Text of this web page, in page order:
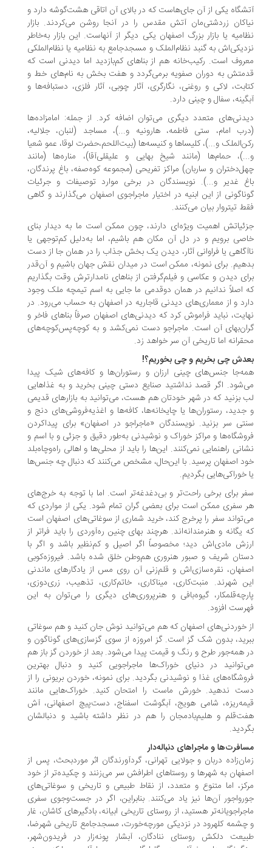
آتشگاه یکی از آن جای‌هاست که در بالای آن اتاقی هشت‌گوشه دارد و
نیاکان زردشتی‌مان آتش مقدس را در آنجا روشن می‌کردند. بازار
نظامیه یا بازار بزرگ اصفهان یکی دیگر از آنهاست. این بازار به‌خاطر
نزدیکی‌اش به گنبد نظام‌الملک و مسجدجامع به نظامیه یا نظام‌الملکی
معروف است. رکیب‌خانه هم از بناهای کم‌بازدید اما دیدنی است که
قدمتش به دوران صفویه برمی‌گردد و هفت بخش به نام‌های خط و
کتابت، لاکی و روغنی، نگارگری، آثار چوبی، آثار فلزی، دستبافه‌ها و
آبگینه، سفال و چینی دارد.
دیدنی‌های متعدد دیگری می‌توان اضافه کرد. از جمله: امامزاده‌ها
(درب امام، ستی فاطمه، هارونیه و...)، مساجد (لنبان، جلالیه،
رکن‌الملک و...)، کلیساها و کنیسه‌ها (بیت‌اللحم،حضرت لوقا، عمو شعیا
و...)، حمام‌ها (مانند شیخ بهایی و علیقلی‌آقا)، مناره‌ها (مانند
چهل‌دختران و ساربان) مراکز تفریحی (مجموعه کوه‌صفه، باغ پرندگان،
باغ غدیر و...). نویسندگان در برخی موارد توصیفات و جرئیات
گوناگونی از این ابنیه در اختیار ماجراجوی اصفهان می‌گذارند و گاهی
فقط تیتروار بیان می‌کنند.
جزئیاتش اهمیت ویژه‌ای دارند، چون ممکن است ما به دیدار بنای
خاصی برویم و در دل آن مکان هم باشیم، اما به‌دلیل کم‌توجهی یا
ناآگاهی یا فراوانی آثار، دیدن یک بخش جذاب را در همان جا از دست
بدهیم. برای نمونه، ممکن است در میدان نقش جهان باشیم و آن‌قدر
برای دیدن و عکاسی و فیلم‌گرفتن از بناهای نامدارترش وقت بگذاریم
که اصلاً ندانیم در همان دوقدمی ما جایی به اسم تیمچه ملک وجود
دارد و از معماری‌های دیدنی قاجاریه در اصفهان به حساب می‌رود. در
نهایت، نباید فراموش کرد که دیدنی‌های اصفهان صرفاً بناهای فاخر و
گران‌بهای آن است. ماجراجو دست نمی‌کشد و به کوچه‌پس‌کوچه‌های
محقرانه اما تاریخی آن سر خواهد زد.
بعدش چی بخریم و چی بخوریم؟!
همه‌جا جنس‌های چینی ارزان و رستوران‌ها و کافه‌های شیک پیدا
می‌شود. اگر قصد نداشتید صنایع دستی چینی بخرید و به غذاهایی
لب بزنید که در شهر خودتان هم هست، می‌توانید به بازارهای قدیمی
و جدید، رستوران‌ها یا چایخانه‌ها، کافه‌ها و اغذیه‌فروشی‌های دنج و
سنتی سر بزنید. نویسندگان «ماجراجو در اصفهان» برای پیداکردن
فروشگاه‌ها و مراکز خوراک و نوشیدنی به‌طور دقیق و جزئی و با اسم و
نشانی راهنمایی نمی‌کنند. این‌ها را باید از محلی‌ها و اهالی راه‌وچاه‌بلد
خود اصفهان پرسید. با این‌حال، مشخص می‌کنند که دنبال چه‌ جنس‌ها
یا خوراکی‌هایی بگردیم.
سفر برای برخی راحت‌تر و بی‌دغدغه‌تر است. اما با توجه به خرج‌های
هر سفری ممکن است برای بعضی گران تمام شود. یکی از مواردی که
می‌تواند سفر را پرخرج کند، خرید شماری از سوغاتی‌های اصفهان است
که یگانه و هنرمندانه‌اند. هرچند بهای چنین ره‌آوردی را باید فراتر از
ارزش مادی‌اش دید؛ مخصوصاً اگر اصیل و کم‌نظیر باشد و اگر با
دستان شریف و صبور هنروری هم‌وطن خلق شده باشد. فیروزه‌کوبی
اصفهان، نقره‌سازی‌اش و قلم‌زنی آن روی مس از یادگارهای ماندنی
این شهرند. منبت‌کاری، میناکاری، خاتم‌کاری، تذهیب، زری‌دوزی،
پارچه‌قلمکار، گیوه‌بافی و هنرپروری‌های دیگری را می‌توان به این
فهرست افزود.
از خوردنی‌های اصفهان که هم می‌توانید نوش جان کنید و هم سوغاتی
ببرید، بدون شک گز است. گز امروزه از سوی گزسازی‌های گوناگون و
در همه‌جور طرح و رنگ و قیمت پیدا می‌شود. بعد از خوردن گز باز هم
می‌توانید در دنیای خوراک‌ها ماجراجویی کنید و دنبال بهترین
فروشگاه‌های غذا و نوشیدنی بگردید. برای نمونه، خوردن بریونی را از
دست ندهید. خورش ماست را امتحان کنید. خوراک‌هایی مانند
قیمه‌ریزه، شامی هویج، آبگوشت اسفناج، دست‌پیچ اصفهانی، آش
هفت‌قلم و هلیم‌بادمجان را هم در نظر داشته باشید و دنبالشان
بگردید.
مسافرت‌ها و ماجراهای دنباله‌دار
زمان‌زاده دربان و جولایی تهرانی، گردآورندگان اثر موردبحث، پس از
اصفهان به شهرها و روستاهای اطرافش سر می‌زنند و چکیده‌تر از خود
مرکز، اما متنوع و متعدد، از نقاط طبیعی و تاریخی و سوغاتی‌های
جورواجور آن‌ها نیز یاد می‌کنند. بنابراین، اگر در جست‌وجوی سفری
ماجراجویانه‌تر هستید، از روستای تاریخی ابیانه، بادگیرهای کاشان، غار
و چشمه کلهرود در نزدیکی مورچه‌خورت، مسجدجامع تاریخی شهرضا،
طبیعت دلکش روستای ننادگان، آبشار پونه‌زار در فریدون‌شهر،